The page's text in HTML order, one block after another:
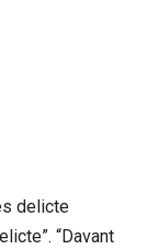
delicte
“Davant